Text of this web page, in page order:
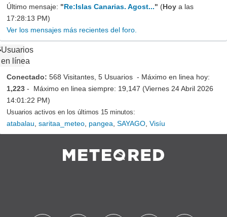
Último mensaje: "Re:Islas Canarias. Agost..." (Hoy a las
17:28:13 PM)
Ver los mensajes más recientes del foro.
Usuarios
en línea
Conectado: 568 Visitantes, 5 Usuarios - Máximo en linea hoy:
1,223 - Máximo en linea siempre: 19,147 (Viernes 24 Abril 2026
14:01:22 PM)
Usuarios activos en los últimos 15 minutos:
atabalau saritaa_meteo pangea SAYAGO Visíu